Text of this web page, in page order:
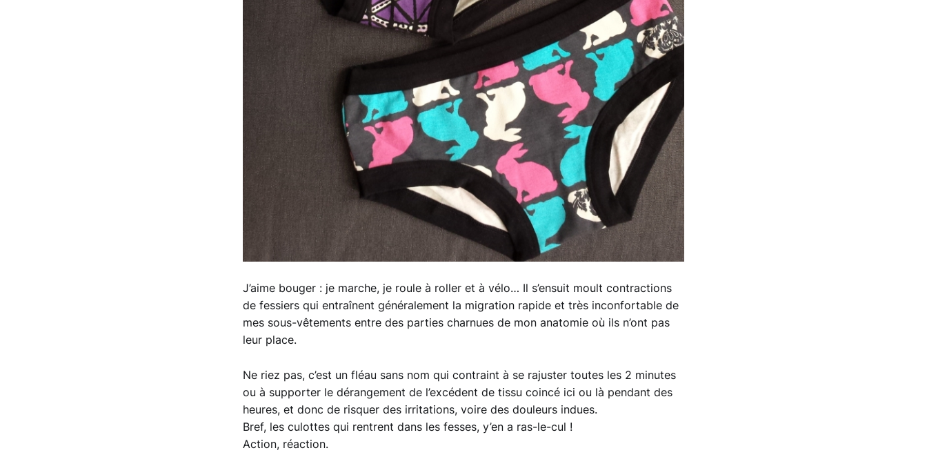
J’aime bouger : je marche, je roule à roller et à vélo… Il s’ensuit moult contractions
de fessiers qui entraînent généralement la migration rapide et très inconfortable de
mes sous-vêtements entre des parties charnues de mon anatomie où ils n’ont pas
leur place.
Ne riez pas, c’est un fléau sans nom qui contraint à se rajuster toutes les 2 minutes
ou à supporter le dérangement de l’excédent de tissu coincé ici ou là pendant des
heures, et donc de risquer des irritations, voire des douleurs indues.
Bref, les culottes qui rentrent dans les fesses, y’en a ras-le-cul !
Action, réaction.